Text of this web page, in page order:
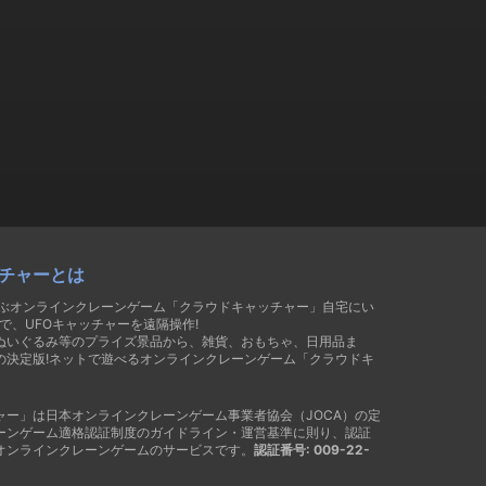
ャーとは
オンラインクレーンゲーム「クラウドキャッチャー」自宅にい
、UFOキャッチャーを遠隔操作!
いぐるみ等のプライズ景品から、雑貨、おもちゃ、日用品ま
決定版!ネットで遊べるオンラインクレーンゲーム「クラウドキ
ー」は日本オンラインクレーンゲーム事業者協会（JOCA）の定
ンゲーム適格認証制度のガイドライン・運営基準に則り、認証
ラインクレーンゲームのサービスです。 認証番号: 009-22-